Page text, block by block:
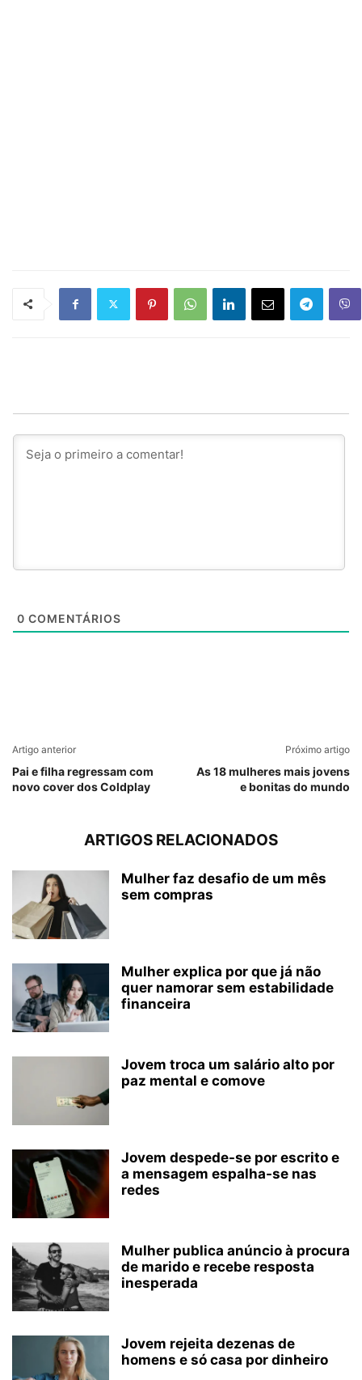
0 COMENTÁRIOS
Artigo anterior
Pai e filha regressam com
novo cover dos Coldplay
Próximo artigo
As 18 mulheres mais jovens
e bonitas do mundo
ARTIGOS RELACIONADOS
Mulher faz desafio de um mês
sem compras
Mulher explica por que já não
quer namorar sem estabilidade
financeira
Jovem troca um salário alto por
paz mental e comove
Jovem despede-se por escrito e
a mensagem espalha-se nas
redes
Mulher publica anúncio à procura
de marido e recebe resposta
inesperada
Jovem rejeita dezenas de
homens e só casa por dinheiro